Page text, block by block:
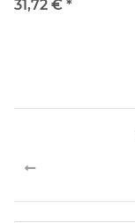
X-Mas
31,72 € *